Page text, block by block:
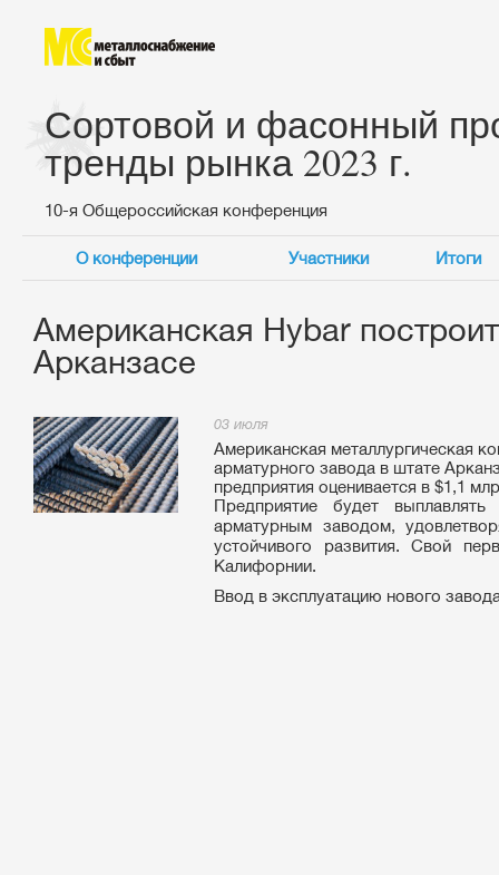
Сортовой и фасонный
тренды рынка 2023 г.
10-я Общероссийская конференция
О конференции Участники Итоги
Американская Hybar
Арканзасе
03 июля
Американская металлургическая
арматурного завода в штате
предприятия оценивается в $1,1
Предприятие будет
арматурным заводом,
устойчивого развития. Свой
Калифорнии.
Ввод в эксплуатацию нового